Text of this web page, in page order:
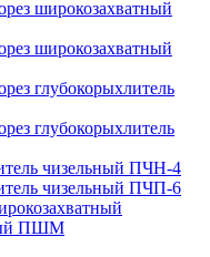
широкозахватный
широкозахватный
глубокорыхлитель
глубокорыхлитель
чизельный ПЧН-4
чизельный ПЧП-6
ПШМ